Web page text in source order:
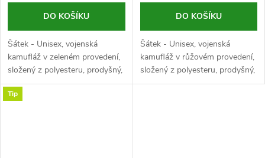
DO KOŠÍKU
Šátek - Unisex, vojenská
kamufláž v zeleném provedení,
složený z polyesteru, prodyšný,
rozměr 1900x1000 mm
DO KOŠÍKU
Šátek - Unisex, vojenská
kamufláž v růžovém provedení,
složený z polyesteru, prodyšný,
rozměr 1800x900 mm
Tip